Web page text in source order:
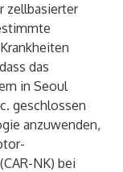
zellbasierter
das
in Seoul
geschlossen
anzuwenden,
NK) bei